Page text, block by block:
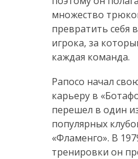
множество
превратить себя
игрока, за
каждая команда.
Рапосо начал
карьеру в
перешел в один
популярных
«Фламенго». В
тренировки он